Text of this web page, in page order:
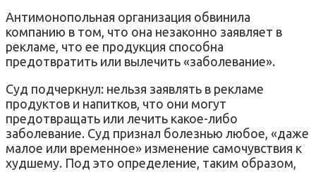
Антимонопольная организация обвинила
компанию в том, что она незаконно заявляет в
рекламе, что ее продукция способна
предотвратить или вылечить «заболевание».
Суд подчеркнул: нельзя заявлять в рекламе
продуктов и напитков, что они могут
предотвращать или лечить какое-либо
заболевание. Суд признал болезнью любое, «даже
малое или временное» изменение самочувствия к
худшему. Под это определение, таким образом,